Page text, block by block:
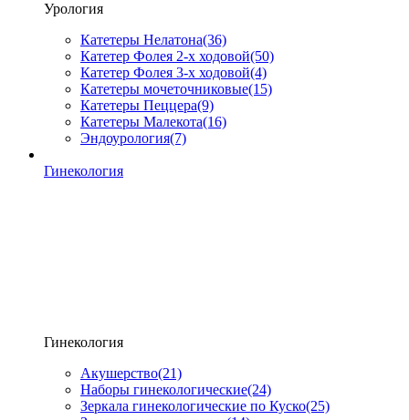
Урология
Катетеры Нелатона(36)
Катетер Фолея 2-х ходовой(50)
Катетер Фолея 3-х ходовой(4)
Катетеры мочеточниковые(15)
Катетеры Пеццера(9)
Катетеры Малекота(16)
Эндоурология(7)
Гинекология
Гинекология
Акушерство(21)
Наборы гинекологические(24)
Зеркала гинекологические по Куско(25)